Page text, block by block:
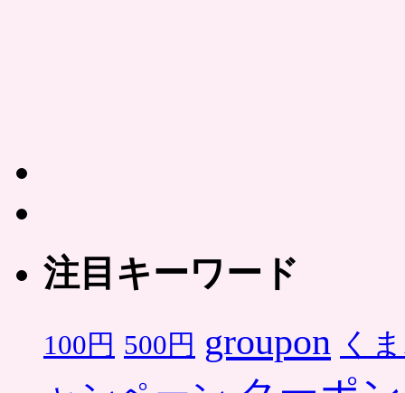
注目キーワード
100円 500円 groupon く